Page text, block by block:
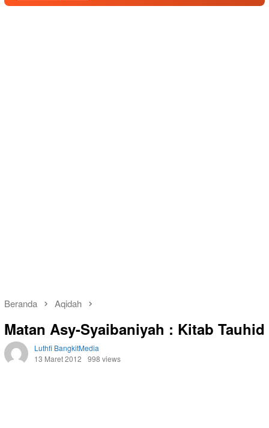
Beranda Aqidah
Matan Asy-Syaibaniyah : Kitab Tauhid
Luthfi BangkitMedia
13 Maret 2012
998 views